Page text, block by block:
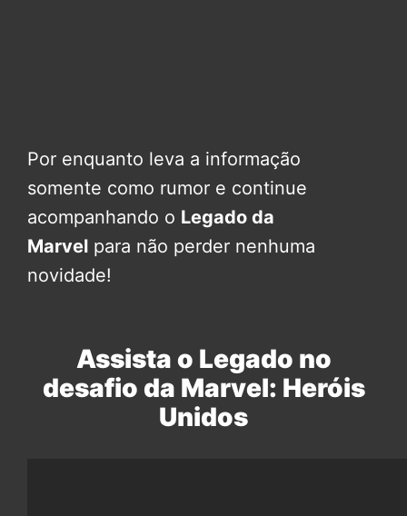
Por enquanto leva a informação
somente como rumor e continue
acompanhando o Legado da
Marvel para não perder nenhuma
novidade!
Assista o Legado no
desafio da Marvel: Heróis
Unidos